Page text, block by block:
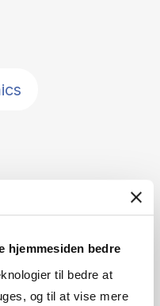
hjemmesiden bedre
til bedre at
og til at vise mere